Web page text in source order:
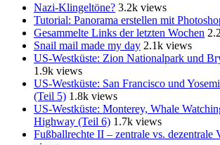
Nazi-Klingeltöne? 3.2k views
Tutorial: Panorama erstellen mit
Gesammelte Links der letzten Wochen
Snail mail made my day 2.1k views
US-Westküste: Zion Nationalpark und
1.9k views
US-Westküste: San Francisco und
(Teil 5) 1.8k views
US-Westküste: Monterey, Whale
Highway (Teil 6) 1.7k views
Fußballrechte II – zentrale vs. dezentrale